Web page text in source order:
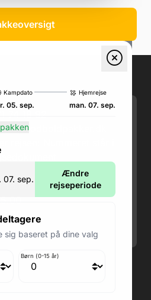
Kampdato
05. sep.
Hjemrejse
man. 07. sep.
sep.
Ændre
rejseperiode
sig baseret på dine valg
Børn (0-15 år)
rejsen: Nummeret står i
18.00
ApS Rosendal 1C